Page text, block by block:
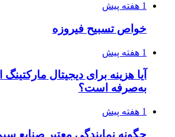
1 هفته پیش
خواص تسبیح فیروزه
1 هفته پیش
آیا هزینه برای دیجیتال
به‌صرفه است؟
1 هفته پیش
چگونه نمایندگی معتبر صنایع